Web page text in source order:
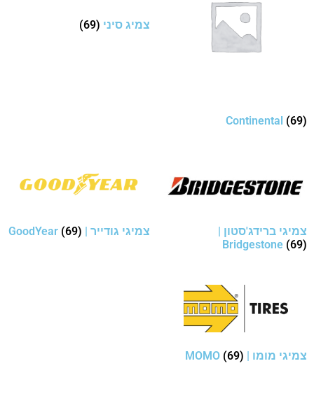
Continental (69)
צמיג סיני (69)
צמיגי ברידג'סטון |
Bridgestone (69)
צמיגי גודייר | GoodYear (69)
צמיגי מומו | MOMO (69)